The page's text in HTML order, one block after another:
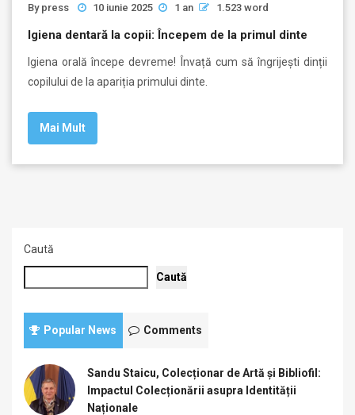
By press 10 iunie 2025 1 an 1.523 word
Igiena dentară la copii: Începem de la primul dinte
Igiena orală începe devreme! Învață cum să îngrijești dinții
copilului de la apariția primului dinte.
Mai Mult
Caută
Caută
Popular News Comments
Sandu Staicu, Colecționar de Artă și Bibliofil:
Impactul Colecționării asupra Identității
Naționale